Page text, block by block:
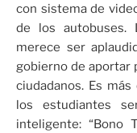
con sistema de
de los autobuses.
merece ser
gobierno de aportar
ciudadanos. Es
los estudiantes
inteligente: “Bono